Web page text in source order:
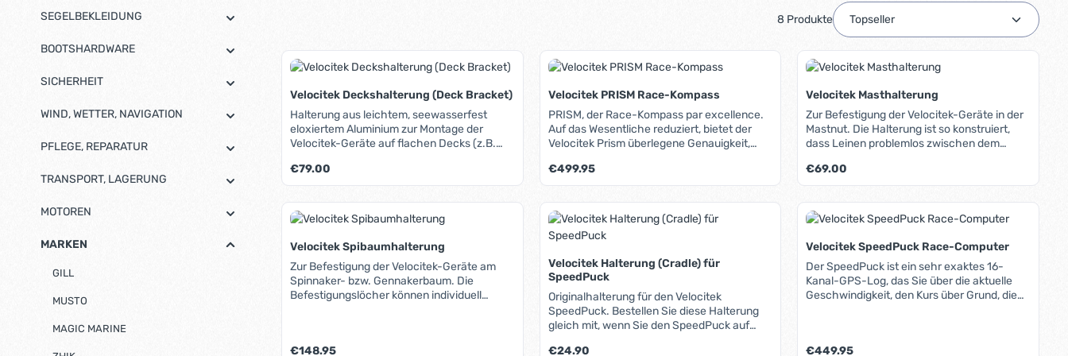
SEGELBEKLEIDUNG
BOOTSHARDWARE
SICHERHEIT
WIND, WETTER, NAVIGATION
PFLEGE, REPARATUR
TRANSPORT, LAGERUNG
MOTOREN
MARKEN
GILL
MUSTO
MAGIC MARINE
8 Produkte
Velocitek Deckshalterung (Deck Bracket)
Halterung aus leichtem, seewasserfest
eloxiertem Aluminium zur Montage der
Velocitek-Geräte auf flachen Decks (z.B.
Trimmleinen werden nicht behindert, sie
können durch Aussparungen geführt
werden. Die Montage erfolgt durch die im
Lieferumfang enthaltenen 3M™ Dual Lock™
Druckverschluss-Streifen.
Selbstverständlich ist aber auch eine
inklusive sämtlicher
Befestigungsmaterialien.
Regulärer Preis:
€79.00
Produkt Anzahl: Gib den gewünschten Wert ein oder benutze die Schaltflächen um die
Velocitek PRISM Race-Kompass
PRISM, der Race-Kompass par excellence.
Auf das Wesentliche reduziert, bietet der
Velocitek Prism überlegene Genauigkeit,
mit 29,8mm großen Ziffern und einem
Anzeigewinkel von 250°, das auch unter
"ruppigen" Bedingungen aus jeder Position
gut ablesbar ist. All das in einem sehr
kompakten, leichten und natürlich
wasserdichten Gehäuse aus schlagfestem
Kunststoff. Durch das mitgelieferte Cradle
lässt sich der Prism blitzschnell befestigen
und wieder demontieren (Schutz vor
Diebstahl). Mehrere Halterungen (Extras,
siehe unten) erlauben die Montage an den
unterschiedlichsten Stellen am Boot. Legal
in nahezu allen Regatta-Klassen, da ohne
Regulärer Preis:
€499.95
Produkt Anzahl: Gib den gewünschten Wert ein oder
Velocitek Masthalterung
Zur Befestigung der Velocitek-Geräte in der
Mastnut. Die Halterung ist so konstruiert,
dass Leinen problemlos zwischen dem
können. Lieferumfang: Halterung und
Befestigungsmaterial zur Verschraubung in
der Mastnut.
Regulärer Preis:
€69.00
Produkt Anzahl: Gib den
Velocitek Spibaumhalterung
Zur Befestigung der Velocitek-Geräte am
Spinnaker- bzw. Gennakerbaum. Die
Befestigungslöcher können individuell
Regulärer Preis:
€148.95
Velocitek Halterung (Cradle) für
SpeedPuck
Originalhalterung für den Velocitek
SpeedPuck. Bestellen Sie diese Halterung
gleich mit, wenn Sie den SpeedPuck auf
Regulärer Preis:
€24.90
Velocitek SpeedPuck Race-Computer
Der SpeedPuck ist ein sehr exaktes 16-
Kanal-GPS-Log, das Sie über die aktuelle
Geschwindigkeit, den Kurs über Grund, die
kann später am PC dargestellt und
Regulärer Preis:
€449.95